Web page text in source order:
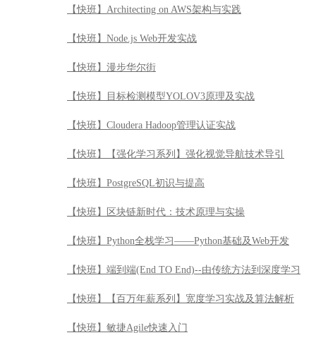
【快班】【强化学习系列】强化视觉导航技术导引
【快班】PostgreSQL初识与提高
【快班】区块链新时代：技术原理与实操
【快班】Python全栈学习——Python基础及Web开发
【快班】端到端(End TO End)--由传统方法到深度学习
【快班】【百万年薪系列】宽度学习实战及算法解析
【快班】敏捷Agile快速入门
【快班】安全渗透测试工具之Burp Suite使用精讲
【快班】Python全栈学习——Python自动化测试
【快班】系统运维之基础服务进阶实战
【快班】Elastic Stack实战
【快班】测试架构师核心技术